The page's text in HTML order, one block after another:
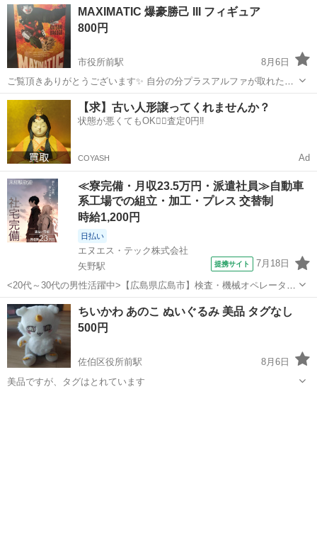
す。 処分する際は自治体の指示に従って処分ください。 じたくで使っ
てそのままのお渡しなので、キレイ...
広島 広島市 その他
MAXIMATIC 爆豪勝己 III フィギュア
800円
市役所前駅
8月6日
ご覧頂きありがとうございます✨ 自分の分プラスアルファが取れたの
で出品です。 🌟平日日中〜夕方のお取引を希望させて頂きたいです。
★新品未開封品です。 開封時の不具合等はメーカーまでお願い致し
ます。 ★広島市内周辺でお...
広島 広島市 市役所前駅 おもちゃ 不良品
【求】古い人形譲ってくれませんか？
状態が悪くてもOK🙆‍♀️査定0円‼️
COYASH Ad
≪寮完備・月収23.5万円・派遣社員≫自動車
系工場での組立・加工・プレス 交替制
時給1,200円
日払い
エヌエス・テック株式会社
矢野駅
提携サイト 7月18日
<20代～30代の男性活躍中>【広島県広島市】検査・機械オペレーター
／交替制／月23.9万円以上可能／hrs103-1-99 仕事概要 仕事概要 【作
るものは・・・】自動車の内部部品です。「ブラケット」と呼ばれる
小型部品や...
広島 広島市 矢野駅
ちいかわ あのこ ぬいぐるみ 美品 タグなし
500円
佐伯区役所前駅
8月6日
美品ですが、タグはとれています